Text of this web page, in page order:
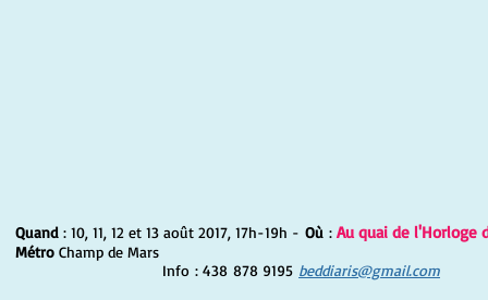
Quand : 10, 11, 12 et 13 août 2017, 17h-19h - Où : Au quai de l'Horloge
Métro Champ de Mars
Info : 438 878 9195 beddiaris@gmail.com